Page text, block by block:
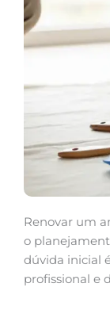
Renovar um
o
dúvida inicial
profissional e